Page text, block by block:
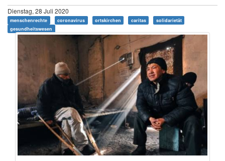
Dienstag, 28 Juli 2020
menschenrechte coronavirus ortskirchen caritas
solidarietät
gesundheitswesen